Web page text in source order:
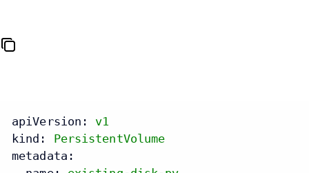
apiVersion:
v1
kind:
PersistentVolume
metadata: